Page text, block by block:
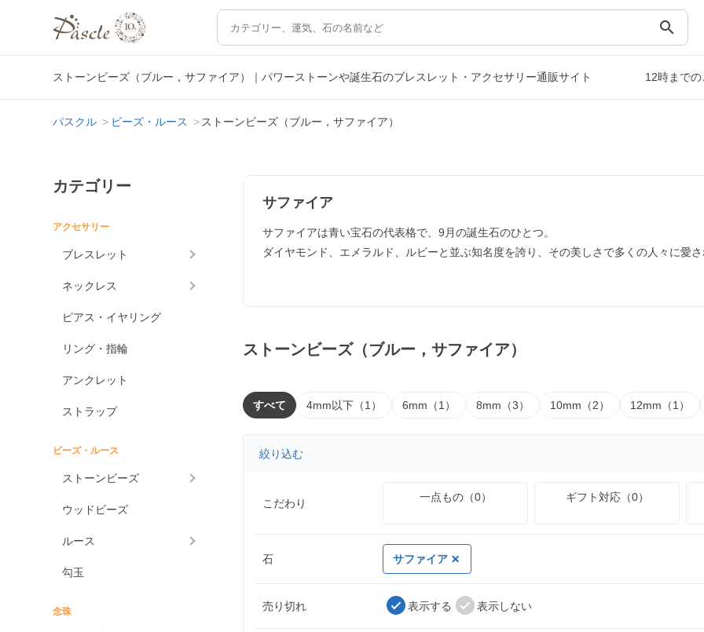
search
ストーンビーズ（ブルー，サファイア）｜パワーストーンや誕生石のブレスレット・アクセサリー通販サイト 12時まで
パスクル ビーズ・ルース ストーンビーズ（ブルー，サファイア）
カテゴリー
アクセサリー
ブレスレット
ネックレス
ピアス・イヤリング
リング・指輪
アンクレット
ストラップ
ビーズ・ルース
ストーンビーズ
ウッドビーズ
ルース
勾玉
念珠
サファイア
サファイアは青い宝石の代表格で、9月の誕生石のひとつ。
ダイヤモンド、エメラルド、ルビーと並ぶ知名度を誇り、その美しさで多くの人々に愛さ
ストーンビーズ（ブルー，サファイア）
すべて 4mm以下（1） 6mm（1） 8mm（3） 10mm（2） 12mm（1）
絞り込む
こだわり 一点もの（0） ギフト対応（0）
石 サファイア
売り切れ 表示する 表示しない